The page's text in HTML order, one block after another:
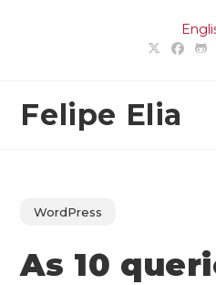
Felipe Elia
WordPress
As 10